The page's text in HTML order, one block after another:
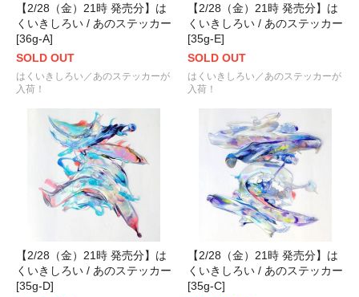
【2/28（金）21時 発売分】は
くいきしろい / あのステッカー
[36g-A]
SOLD OUT
はくいきしろい／あのステッカーが
入荷！
【2/28（金）21時 発売分】は
くいきしろい / あのステッカー
[35g-E]
SOLD OUT
はくいきしろい／あのステッカーが
入荷！
【2/28（金）21時 発売分】は
くいきしろい / あのステッカー
[35g-D]
【2/28（金）21時 発売分】は
くいきしろい / あのステッカー
[35g-C]